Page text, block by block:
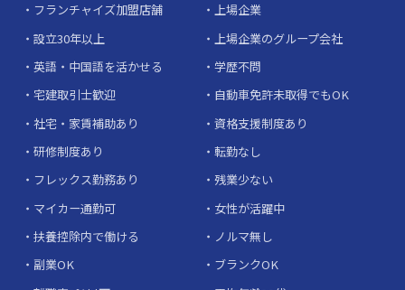
フランチャイズ加盟店舗
上場企業
設立30年以上
上場企業のグループ会社
英語・中国語を活かせる
学歴不問
宅建取引士歓迎
自動車免許未取得でもOK
社宅・家賃補助あり
資格支援制度あり
研修制度あり
転勤なし
フレックス勤務あり
残業少ない
マイカー通勤可
女性が活躍中
扶養控除内で働ける
ノルマ無し
副業OK
ブランクOK